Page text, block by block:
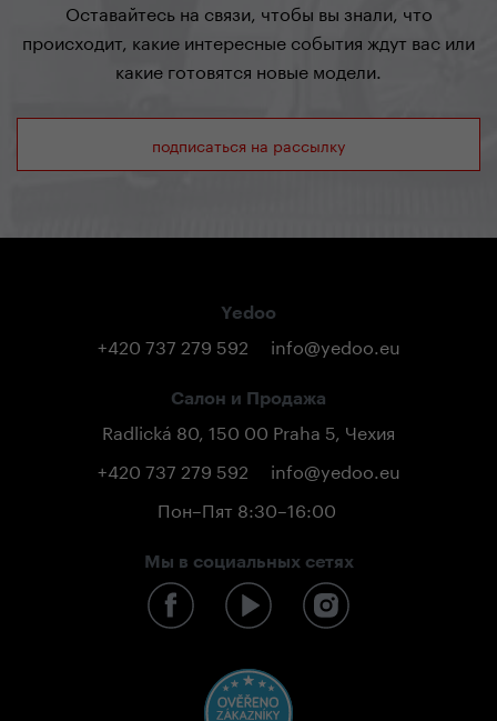
Оставайтесь на связи, чтобы вы знали, что
происходит, какие интересные события ждут вас или
какие готовятся новые модели.
подписаться на рассылку
Yedoo
+420 737 279 592 info@yedoo.eu
Салон и Продажа
Radlická 80, 150 00 Praha 5, Чехия
+420 737 279 592
info@yedoo.eu
Пон–Пят 8:30–16:00
Мы в социальных сетях